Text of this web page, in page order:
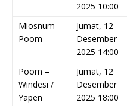
2025 10:00
Miosnum –
Poom
Jumat, 12
Desember
2025 14:00
Poom –
Windesi /
Yapen
Jumat, 12
Desember
2025 18:00